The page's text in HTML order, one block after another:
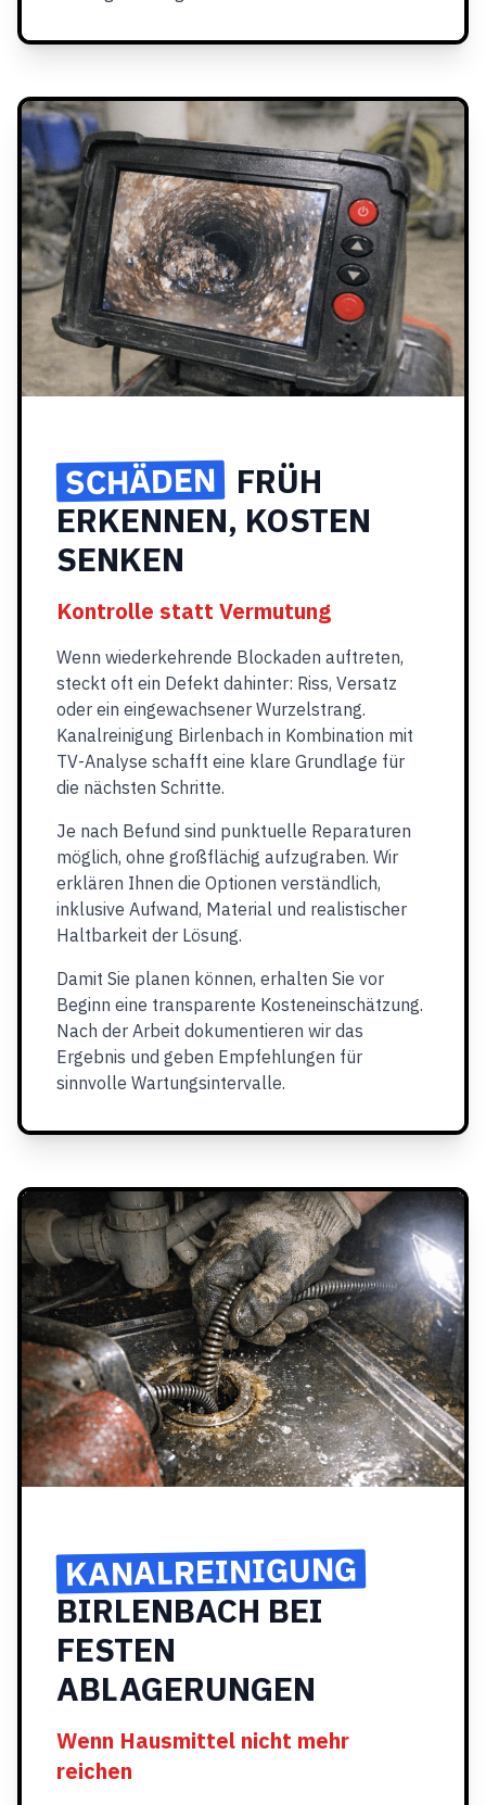
SCHÄDEN FRÜH
ERKENNEN, KOSTEN
SENKEN
Kontrolle statt Vermutung
Wenn wiederkehrende Blockaden auftreten,
steckt oft ein Defekt dahinter: Riss, Versatz
oder ein eingewachsener Wurzelstrang.
Kanalreinigung Birlenbach in Kombination mit
TV-Analyse schafft eine klare Grundlage für
die nächsten Schritte.
Je nach Befund sind punktuelle Reparaturen
möglich, ohne großflächig aufzugraben. Wir
erklären Ihnen die Optionen verständlich,
inklusive Aufwand, Material und realistischer
Haltbarkeit der Lösung.
Damit Sie planen können, erhalten Sie vor
Beginn eine transparente Kosteneinschätzung.
Nach der Arbeit dokumentieren wir das
Ergebnis und geben Empfehlungen für
sinnvolle Wartungsintervalle.
KANALREINIGUNG
BIRLENBACH BEI
FESTEN
ABLAGERUNGEN
Wenn Hausmittel nicht mehr
reichen